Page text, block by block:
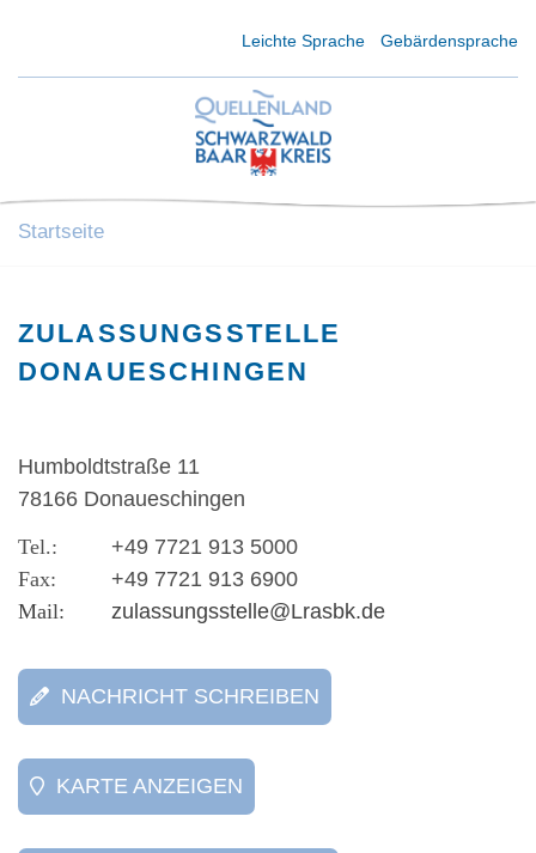
Leichte Sprache Gebärdensprache
Startseite
ZULASSUNGSSTELLE
DONAUESCHINGEN
Humboldtstraße 11
78166 Donaueschingen
+49 7721 913 5000
+49 7721 913 6900
zulassungsstelle@Lrasbk.de
NACHRICHT SCHREIBEN
KARTE ANZEIGEN